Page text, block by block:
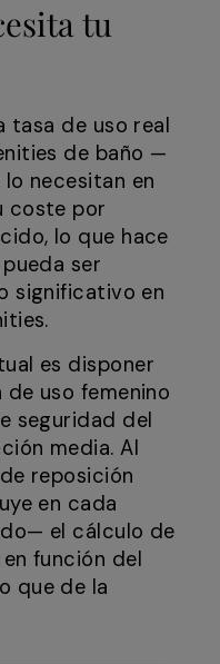
tu
tasa de uso real
de baño —
necesitan en
coste por
lo que hace
ser
significativo en
es disponer
uso femenino
seguridad del
media. Al
reposición
en cada
el cálculo de
función del
que de la